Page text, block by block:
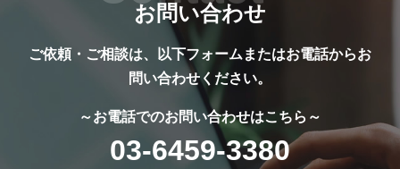
お問い合わせ
ご依頼・ご相談は、以下フォームまたはお電話からお
問い合わせください。
～お電話でのお問い合わせはこちら～
03-6459-3380